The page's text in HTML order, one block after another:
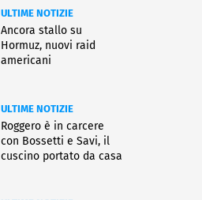
ULTIME NOTIZIE
Ancora stallo su
Hormuz, nuovi raid
americani
ULTIME NOTIZIE
Roggero è in carcere
con Bossetti e Savi, il
cuscino portato da casa